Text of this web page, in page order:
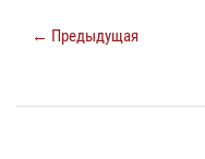
← Предыдущая